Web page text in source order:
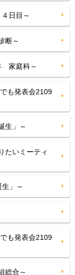
日目～
断～
家庭科～
も発表会2109
」～
いミーティ
」～
も発表会2109
総合～